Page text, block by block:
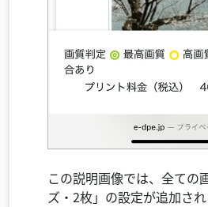
この説明画像では、全ての
ズ・2枚」の設定が追加され